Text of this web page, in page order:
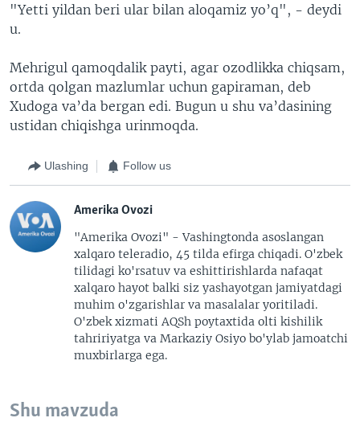
"Yetti yildan beri ular bilan aloqamiz yo’q", - deydi
u.
Mehrigul qamoqdalik payti, agar ozodlikka chiqsam,
ortda qolgan mazlumlar uchun gapiraman, deb
Xudoga va’da bergan edi. Bugun u shu va’dasining
ustidan chiqishga urinmoqda.
Ulashing Follow us
Amerika Ovozi
"Amerika Ovozi" - Vashingtonda asoslangan
xalqaro teleradio, 45 tilda efirga chiqadi. O'zbek
tilidagi ko'rsatuv va eshittirishlarda nafaqat
xalqaro hayot balki siz yashayotgan jamiyatdagi
muhim o'zgarishlar va masalalar yoritiladi.
O'zbek xizmati AQSh poytaxtida olti kishilik
tahririyatga va Markaziy Osiyo bo'ylab jamoatchi
muxbirlarga ega.
Shu mavzuda